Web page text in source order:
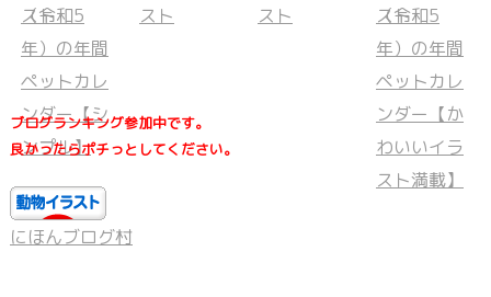
ブログランキング参加中です。
良かったらポチっとしてください。
にほんブログ村